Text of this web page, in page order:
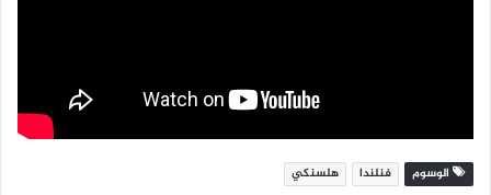
الوسوم فنلندا هلسنكي